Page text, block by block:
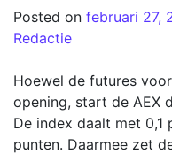
Posted on februari 27,
Redactie
Hoewel de futures
opening, start de AEX
De index daalt met 0,1
punten. Daarmee zet